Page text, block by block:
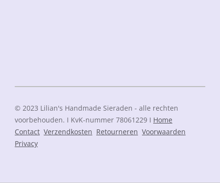
© 2023 Lilian's Handmade Sieraden - alle rechten
voorbehouden. I KvK-nummer 78061229 I Home
Contact Verzendkosten Retourneren Voorwaarden
Privacy